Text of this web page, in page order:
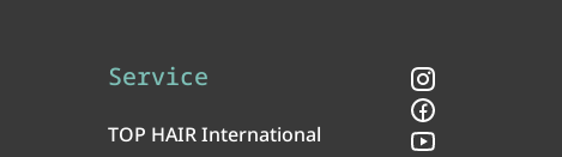
Service
TOP HAIR International